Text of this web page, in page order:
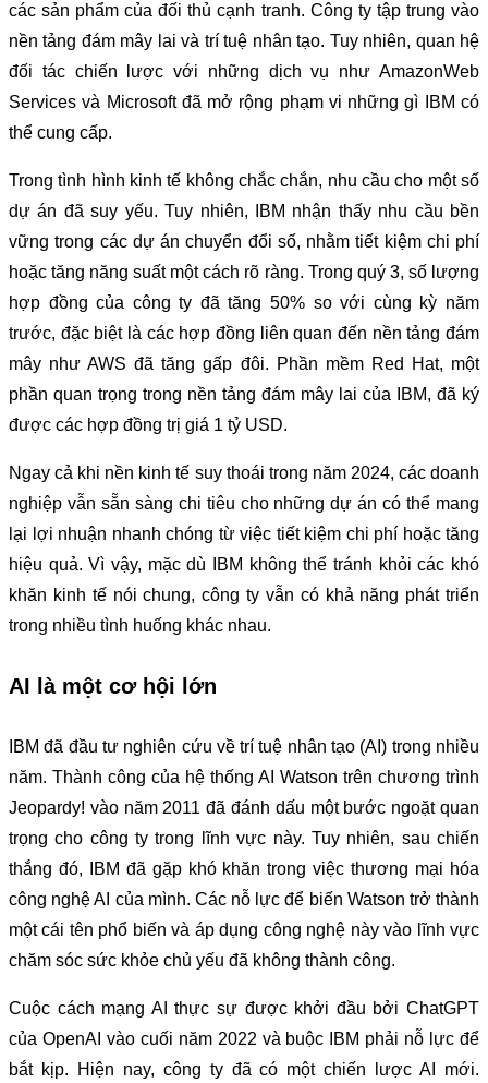
các sản phẩm của đối thủ cạnh tranh. Công ty tập trung vào
nền tảng đám mây lai và trí tuệ nhân tạo. Tuy nhiên, quan hệ
đối tác chiến lược với những dịch vụ như AmazonWeb
Services và Microsoft đã mở rộng phạm vi những gì IBM có
thể cung cấp.
Trong tình hình kinh tế không chắc chắn, nhu cầu cho một số
dự án đã suy yếu. Tuy nhiên, IBM nhận thấy nhu cầu bền
vững trong các dự án chuyển đổi số, nhằm tiết kiệm chi phí
hoặc tăng năng suất một cách rõ ràng. Trong quý 3, số lượng
hợp đồng của công ty đã tăng 50% so với cùng kỳ năm
trước, đặc biệt là các hợp đồng liên quan đến nền tảng đám
mây như AWS đã tăng gấp đôi. Phần mềm Red Hat, một
phần quan trọng trong nền tảng đám mây lai của IBM, đã ký
được các hợp đồng trị giá 1 tỷ USD.
Ngay cả khi nền kinh tế suy thoái trong năm 2024, các doanh
nghiệp vẫn sẵn sàng chi tiêu cho những dự án có thể mang
lại lợi nhuận nhanh chóng từ việc tiết kiệm chi phí hoặc tăng
hiệu quả. Vì vậy, mặc dù IBM không thể tránh khỏi các khó
khăn kinh tế nói chung, công ty vẫn có khả năng phát triển
trong nhiều tình huống khác nhau.
AI là một cơ hội lớn
IBM đã đầu tư nghiên cứu về trí tuệ nhân tạo (AI) trong nhiều
năm. Thành công của hệ thống AI Watson trên chương trình
Jeopardy! vào năm 2011 đã đánh dấu một bước ngoặt quan
trọng cho công ty trong lĩnh vực này. Tuy nhiên, sau chiến
thắng đó, IBM đã gặp khó khăn trong việc thương mại hóa
công nghệ AI của mình. Các nỗ lực để biến Watson trở thành
một cái tên phổ biến và áp dụng công nghệ này vào lĩnh vực
chăm sóc sức khỏe chủ yếu đã không thành công.
Cuộc cách mạng AI thực sự được khởi đầu bởi ChatGPT
của OpenAI vào cuối năm 2022 và buộc IBM phải nỗ lực để
bắt kịp. Hiện nay, công ty đã có một chiến lược AI mới.